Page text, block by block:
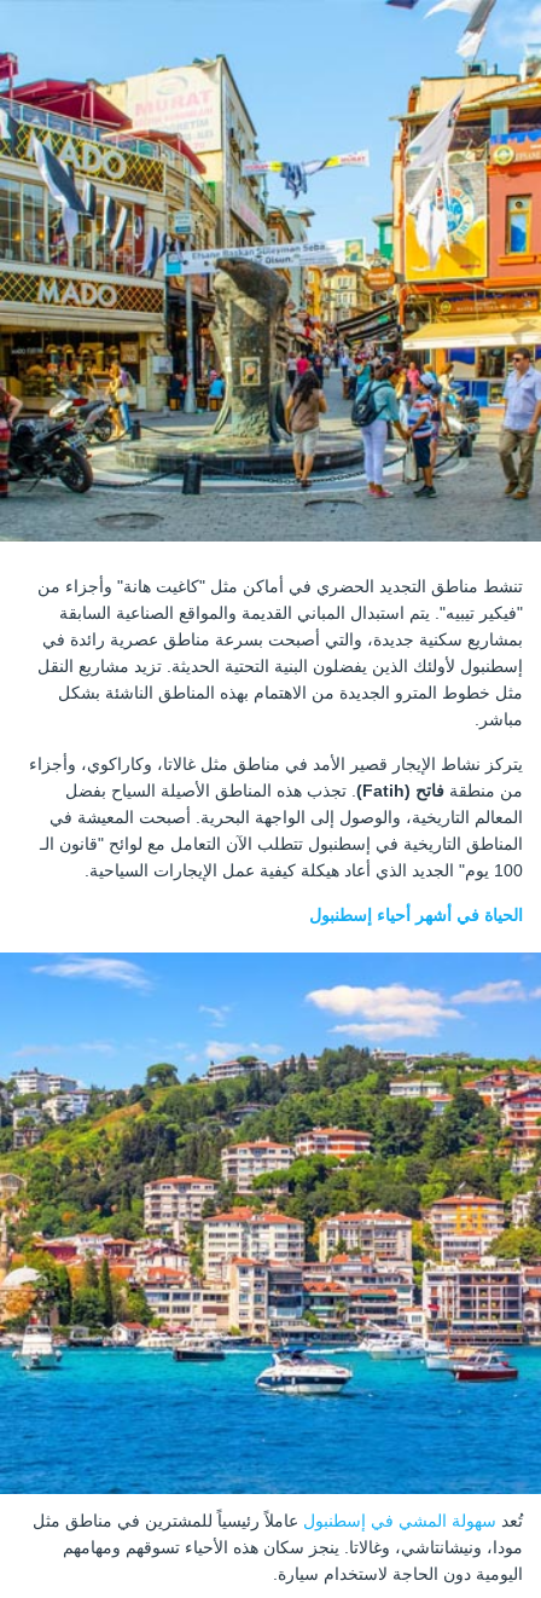
تنشط مناطق التجديد الحضري في أماكن مثل "كاغيت هانة" وأجزاء من
"فيكير تيبيه". يتم استبدال المباني القديمة والمواقع الصناعية السابقة
بمشاريع سكنية جديدة، والتي أصبحت بسرعة مناطق عصرية رائدة في
إسطنبول لأولئك الذين يفضلون البنية التحتية الحديثة. تزيد مشاريع النقل
مثل خطوط المترو الجديدة من الاهتمام بهذه المناطق الناشئة بشكل
مباشر.
يتركز نشاط الإيجار قصير الأمد في مناطق مثل غالاتا، وكاراكوي، وأجزاء
من منطقة فاتح (Fatih)
. تجذب هذه المناطق الأصيلة السياح بفضل
المعالم التاريخية، والوصول إلى الواجهة البحرية. أصبحت المعيشة في
المناطق التاريخية في إسطنبول تتطلب الآن التعامل مع لوائح "قانون الـ
100 يوم" الجديد الذي أعاد هيكلة كيفية عمل الإيجارات السياحية.
الحياة في أشهر أحياء إسطنبول
تُعد سهولة المشي في إسطنبول عاملاً رئيسياً للمشترين في مناطق مثل
مودا، ونيشانتاشي، وغالاتا. ينجز سكان هذه الأحياء تسوقهم ومهامهم
اليومية دون الحاجة لاستخدام سيارة.